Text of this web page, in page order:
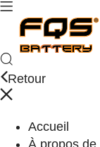
Retour
Accueil
À propos de